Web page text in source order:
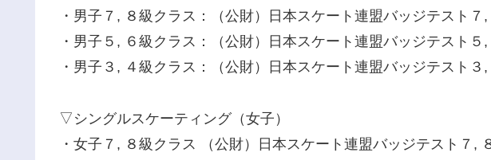
・男子７, ８級クラス：（公財）日本スケート連盟バッジテスト７,
・男子５, ６級クラス：（公財）日本スケート連盟バッジテスト５,
・男子３, ４級クラス：（公財）日本スケート連盟バッジテスト３,
▽シングルスケーティング（女子）
・女子７, ８級クラス （公財）日本スケート連盟バッジテスト７,